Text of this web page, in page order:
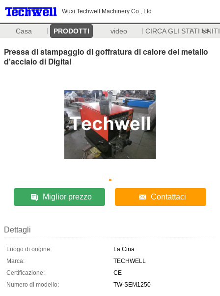
Wuxi Techwell Machinery Co., Ltd
Casa PRODOTTI video CIRCA GLI STATI UNITI
>>
Pressa di stampaggio di goffratura di calore del metallo
d'acciaio di Digital
Miglior prezzo Contattaci
Dettagli
Luogo di origine:
La Cina
Marca:
TECHWELL
Certificazione:
CE
Numero di modello:
TW-SEM1250